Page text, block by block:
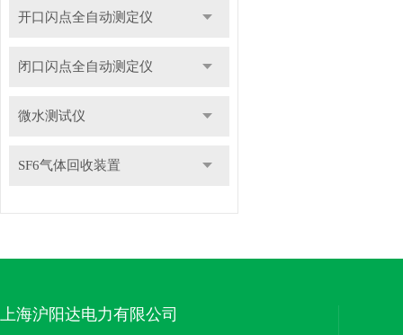
开口闪点全自动测定仪
闭口闪点全自动测定仪
微水测试仪
SF6气体回收装置
上海沪阳达电力有限公司